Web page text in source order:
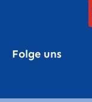
Folge uns